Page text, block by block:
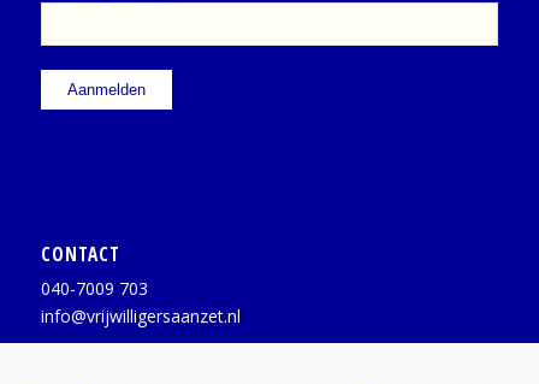
CONTACT
040-7009 703
info@vrijwilligersaanzet.nl